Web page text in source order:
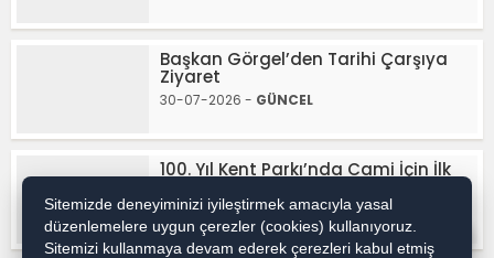
Başkan Görgel’den Tarihi Çarşıya
Ziyaret
30-07-2026 - GÜNCEL
100. Yıl Kent Parkı’nda Cami İçin İlk
30-07-2026 -GÜNCEL
Sitemizde deneyiminizi iyileştirmek amacıyla yasal
düzenlemelere uygun çerezler (cookies) kullanıyoruz.
Sitemizi kullanmaya devam ederek çerezleri kabul etmiş
WhatsApp İhbar / Reklam